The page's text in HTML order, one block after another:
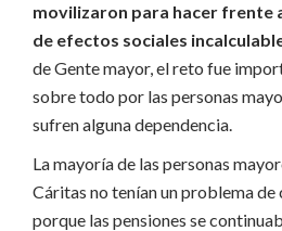
movilizaron para hacer frente
de efectos sociales
de Gente mayor, el reto fue
sobre todo por las personas
sufren alguna dependencia.
La mayoría de las personas
Cáritas no tenían un problema
porque las pensiones se